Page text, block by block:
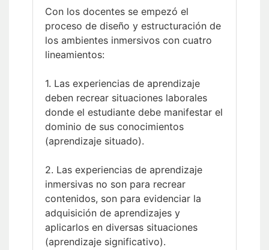
Con los docentes se empezó el
proceso de diseño y estructuración de
los ambientes inmersivos con cuatro
lineamientos:
1. Las experiencias de aprendizaje
deben recrear situaciones laborales
donde el estudiante debe manifestar el
dominio de sus conocimientos
(aprendizaje situado).
2. Las experiencias de aprendizaje
inmersivas no son para recrear
contenidos, son para evidenciar la
adquisición de aprendizajes y
aplicarlos en diversas situaciones
(aprendizaje significativo).